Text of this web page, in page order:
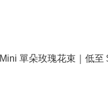
Mini 單朵玫瑰花束｜低至